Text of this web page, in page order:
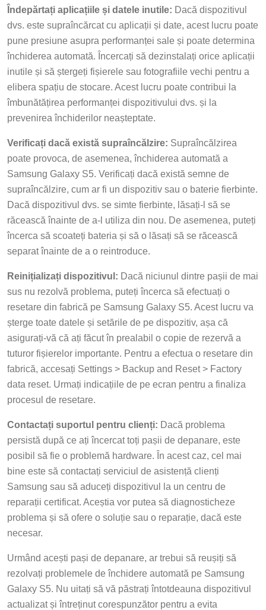
Îndepărtați aplicațiile și datele inutile: Dacă dispozitivul
dvs. este supraîncărcat cu aplicații și date, acest lucru poate
pune presiune asupra performanței sale și poate determina
închiderea automată. Încercați să dezinstalați orice aplicații
inutile și să ștergeți fișierele sau fotografiile vechi pentru a
elibera spațiu de stocare. Acest lucru poate contribui la
îmbunătățirea performanței dispozitivului dvs. și la
prevenirea închiderilor neașteptate.
Verificați dacă există supraîncălzire: Supraîncălzirea
poate provoca, de asemenea, închiderea automată a
Samsung Galaxy S5. Verificați dacă există semne de
supraîncălzire, cum ar fi un dispozitiv sau o baterie fierbinte.
Dacă dispozitivul dvs. se simte fierbinte, lăsați-l să se
răcească înainte de a-l utiliza din nou. De asemenea, puteți
încerca să scoateți bateria și să o lăsați să se răcească
separat înainte de a o reintroduce.
Reinițializați dispozitivul: Dacă niciunul dintre pașii de mai
sus nu rezolvă problema, puteți încerca să efectuați o
resetare din fabrică pe Samsung Galaxy S5. Acest lucru va
șterge toate datele și setările de pe dispozitiv, așa că
asigurați-vă că ați făcut în prealabil o copie de rezervă a
tuturor fișierelor importante. Pentru a efectua o resetare din
fabrică, accesați Settings > Backup and Reset > Factory
data reset. Urmați indicațiile de pe ecran pentru a finaliza
procesul de resetare.
Contactați suportul pentru clienți: Dacă problema
persistă după ce ați încercat toți pașii de depanare, este
posibil să fie o problemă hardware. În acest caz, cel mai
bine este să contactați serviciul de asistență clienți
Samsung sau să aduceți dispozitivul la un centru de
reparații certificat. Aceștia vor putea să diagnosticheze
problema și să ofere o soluție sau o reparație, dacă este
necesar.
Urmând acești pași de depanare, ar trebui să reușiți să
rezolvați problemele de închidere automată pe Samsung
Galaxy S5. Nu uitați să vă păstrați întotdeauna dispozitivul
actualizat și întreținut corespunzător pentru a evita